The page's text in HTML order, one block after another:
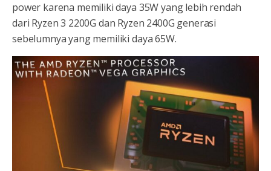
power karena memiliki daya 35W yang lebih rendah
dari Ryzen 3 2200G dan Ryzen 2400G generasi
sebelumnya yang memiliki daya 65W.